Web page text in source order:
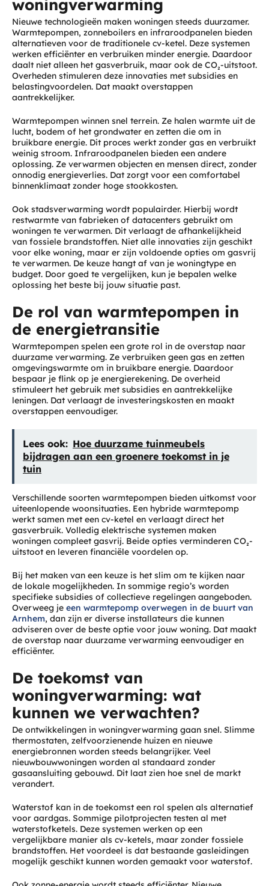
woningverwarming
Nieuwe technologieën maken woningen steeds duurzamer.
Warmtepompen, zonneboilers en infraroodpanelen bieden
alternatieven voor de traditionele cv-ketel. Deze systemen
werken efficiënter en verbruiken minder energie. Daardoor
daalt niet alleen het gasverbruik, maar ook de CO₂-uitstoot.
Overheden stimuleren deze innovaties met subsidies en
belastingvoordelen. Dat maakt overstappen
aantrekkelijker.
Warmtepompen winnen snel terrein. Ze halen warmte uit de
lucht, bodem of het grondwater en zetten die om in
bruikbare energie. Dit proces werkt zonder gas en verbruikt
weinig stroom. Infraroodpanelen bieden een andere
oplossing. Ze verwarmen objecten en mensen direct, zonder
onnodig energieverlies. Dat zorgt voor een comfortabel
binnenklimaat zonder hoge stookkosten.
Ook stadsverwarming wordt populairder. Hierbij wordt
restwarmte van fabrieken of datacenters gebruikt om
woningen te verwarmen. Dit verlaagt de afhankelijkheid
van fossiele brandstoffen. Niet alle innovaties zijn geschikt
voor elke woning, maar er zijn voldoende opties om gasvrij
te verwarmen. De keuze hangt af van je woningtype en
budget. Door goed te vergelijken, kun je bepalen welke
oplossing het beste bij jouw situatie past.
De rol van warmtepompen in
de energietransitie
Warmtepompen spelen een grote rol in de overstap naar
duurzame verwarming. Ze verbruiken geen gas en zetten
omgevingswarmte om in bruikbare energie. Daardoor
bespaar je flink op je energierekening. De overheid
stimuleert het gebruik met subsidies en aantrekkelijke
leningen. Dat verlaagt de investeringskosten en maakt
overstappen eenvoudiger.
Lees ook: Hoe duurzame tuinmeubels
bijdragen aan een groenere toekomst in je
tuin
Verschillende soorten warmtepompen bieden uitkomst voor
uiteenlopende woonsituaties. Een hybride warmtepomp
werkt samen met een cv-ketel en verlaagt direct het
gasverbruik. Volledig elektrische systemen maken
woningen compleet gasvrij. Beide opties verminderen CO₂-
uitstoot en leveren financiële voordelen op.
Bij het maken van een keuze is het slim om te kijken naar
de lokale mogelijkheden. In sommige regio’s worden
specifieke subsidies of collectieve regelingen aangeboden.
Overweeg je een warmtepomp overwegen in de buurt van
Arnhem, dan zijn er diverse installateurs die kunnen
adviseren over de beste optie voor jouw woning. Dat maakt
de overstap naar duurzame verwarming eenvoudiger en
efficiënter.
De toekomst van
woningverwarming: wat
kunnen we verwachten?
De ontwikkelingen in woningverwarming gaan snel. Slimme
thermostaten, zelfvoorzienende huizen en nieuwe
energiebronnen worden steeds belangrijker. Veel
nieuwbouwwoningen worden al standaard zonder
gasaansluiting gebouwd. Dit laat zien hoe snel de markt
verandert.
Waterstof kan in de toekomst een rol spelen als alternatief
voor aardgas. Sommige pilotprojecten testen al met
waterstofketels. Deze systemen werken op een
vergelijkbare manier als cv-ketels, maar zonder fossiele
brandstoffen. Het voordeel is dat bestaande gasleidingen
mogelijk geschikt kunnen worden gemaakt voor waterstof.